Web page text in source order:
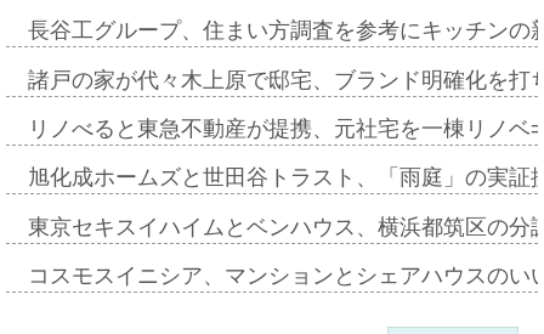
長谷工グループ、住まい方調査を参考にキッチン
諸戸の家が代々木上原で邸宅、ブランド明確化を
リノべると東急不動産が提携、元社宅を一棟リノ
旭化成ホームズと世田谷トラスト、「雨庭」の実
東京セキスイハイムとベンハウス、横浜都筑区の
コスモスイニシア、マンションとシェアハウスの